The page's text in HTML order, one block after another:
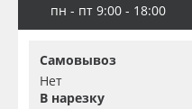
пн - пт 9:00 - 18:00
Самовывоз
Нет
В нарезку